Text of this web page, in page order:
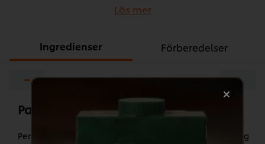
orginalreceptet smaksatt med jalapeno.
Läs mer
Ingredienser Förberedelser
− +
Pastan
Penne pasta 500 g